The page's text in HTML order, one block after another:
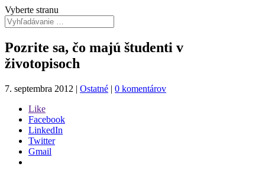
Vyberte stranu
Pozrite sa, čo majú študenti v
životopisoch
7. septembra 2012 | Ostatné | 0 komentárov
Like
Facebook
LinkedIn
Twitter
Gmail